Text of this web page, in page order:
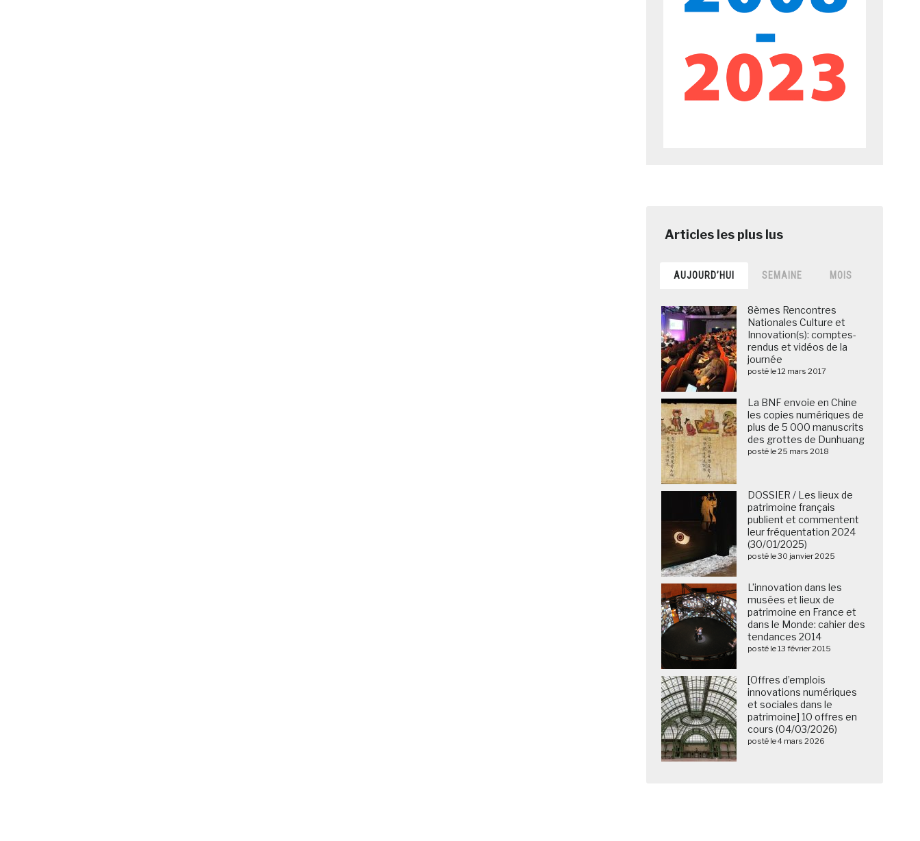
AUJOURD’HUI SEMAINE MOIS
8èmes Rencontres
Nationales Culture et
Innovation(s): comptes-
rendus et vidéos de la
journée
posté le 12 mars 2017
La BNF envoie en Chine
les copies numériques de
plus de 5 000 manuscrits
des grottes de Dunhuang
posté le 25 mars 2018
DOSSIER / Les lieux de
patrimoine français
publient et commentent
leur fréquentation 2024
(30/01/2025)
posté le 30 janvier 2025
L’innovation dans les
musées et lieux de
patrimoine en France et
dans le Monde: cahier des
tendances 2014
posté le 13 février 2015
[Offres d’emplois
innovations numériques
et sociales dans le
patrimoine] 10 offres en
cours (04/03/2026)
posté le 4 mars 2026